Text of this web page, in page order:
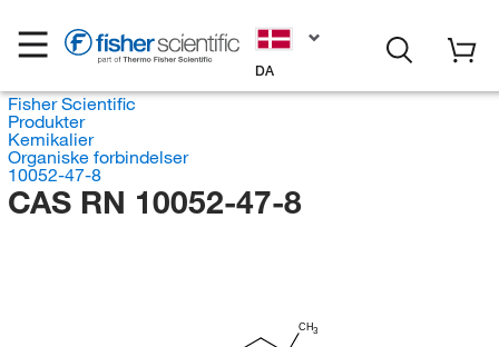
DA
Fisher Scientific
Produkter
Kemikalier
Organiske forbindelser
10052-47-8
CAS RN 10052-47-8
CH3